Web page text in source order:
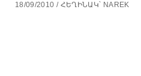
18/09/2010 / ՀԵՂԻՆԱԿ՝ NAREK